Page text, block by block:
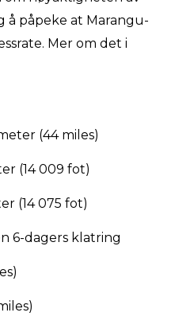
å påpeke at Marangu-
Mer om det i
(44 miles)
(14 009 fot)
(14 075 fot)
6-dagers klatring